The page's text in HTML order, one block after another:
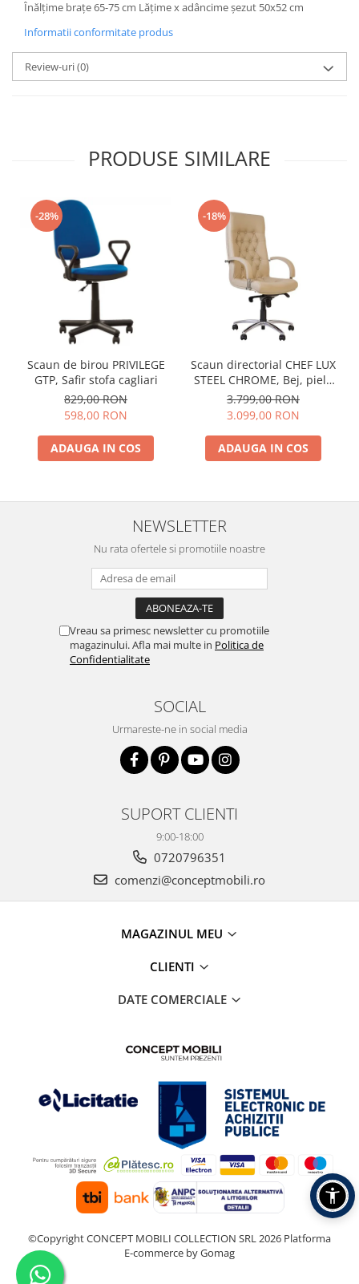
Înălțime brațe 65-75 cm Lățime x adâncime șezut 50x52 cm
Informatii conformitate produs
Review-uri(0)
PRODUSE SIMILARE
-28%
Scaun de birou PRIVILEGE
GTP, Safir stofa cagliari
829,00 RON
598,00 RON
ADAUGA IN COS
-18%
Scaun directorial CHEF LUX
STEEL CHROME, Bej, piele
naturala
3.799,00 RON
3.099,00 RON
ADAUGA IN COS
NEWSLETTER
Nu rata ofertele si promotiile noastre
Vreau sa primesc newsletter cu promotiile
magazinului. Afla mai multe in Politica de
Confidentialitate
SOCIAL
Urmareste-ne in social media
SUPORT CLIENTI
9:00-18:00
0720796351
comenzi@conceptmobili.ro
MAGAZINUL MEU
CLIENTI
DATE COMERCIALE
©Copyright CONCEPT MOBILI COLLECTION SRL 2026 Platforma
E-commerce by Gomag